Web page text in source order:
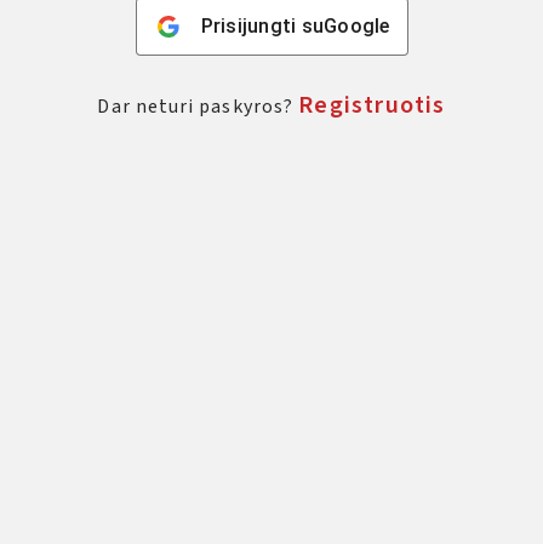
Prisijungti suGoogle
Dar neturi paskyros? Registruotis